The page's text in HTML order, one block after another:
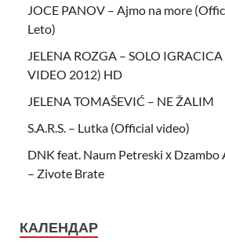
JOCE PANOV – Ajmo na more
Leto)
JELENA ROZGA – SOLO
VIDEO 2012) HD
JELENA TOMAŠEVIĆ – NE ŽALIM
S.A.R.S. – Lutka (Official video)
DNK feat. Naum Petreski х Dzambo
– Zivote Brate
КАЛЕНДАР